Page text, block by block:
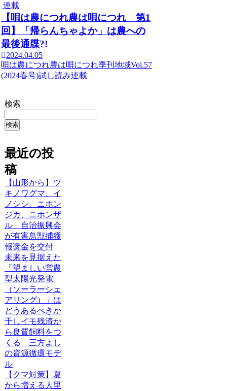
連載
【唄は農につれ農は唄につれ 第1
回】「帰らんちゃよか」は農への
最後通牒?!
2024.04.05
唄は農につれ農は唄につれ季刊地域Vol.57
(2024春号)試し読み連載
検索
検索
最近の投
稿
【山形から】ツ
キノワグマ、イ
ノシシ、ニホン
ジカ、ニホンザ
ル 自治振興会
が有害鳥獣捕獲
報奨金を交付
未来を見据えた
「望ましい営農
型太陽光発電
（ソーラーシェ
アリング）」は
どうあるべきか
干しイモ残渣か
ら良質飼料をつ
くる 三方よし
の資源循環モデ
ル
【クマ対策】夏
から増える人里